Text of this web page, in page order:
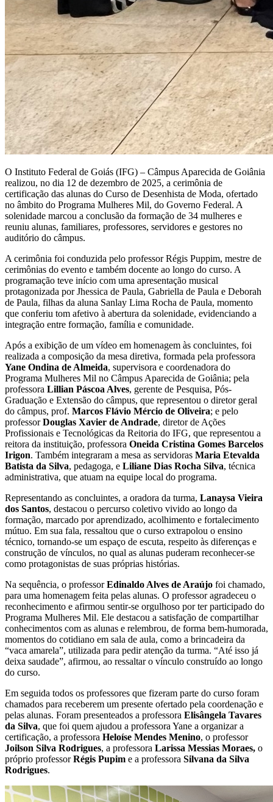
O Instituto Federal de Goiás (IFG) – Câmpus Aparecida de Goiânia
realizou, no dia 12 de dezembro de 2025, a cerimônia de
certificação das alunas do Curso de Desenhista de Moda, ofertado
no âmbito do Programa Mulheres Mil, do Governo Federal. A
solenidade marcou a conclusão da formação de 34 mulheres e
reuniu alunas, familiares, professores, servidores e gestores no
auditório do câmpus.
A cerimônia foi conduzida pelo professor Régis Puppim, mestre de
cerimônias do evento e também docente ao longo do curso. A
programação teve início com uma apresentação musical
protagonizada por Jhessica de Paula, Gabriella de Paula e Deborah
de Paula, filhas da aluna Sanlay Lima Rocha de Paula, momento
que conferiu tom afetivo à abertura da solenidade, evidenciando a
integração entre formação, família e comunidade.
Após a exibição de um vídeo em homenagem às concluintes, foi
realizada a composição da mesa diretiva, formada pela professora
Yane Ondina de Almeida, supervisora e coordenadora do
Programa Mulheres Mil no Câmpus Aparecida de Goiânia; pela
professora Lillian Páscoa Alves, gerente de Pesquisa, Pós-
Graduação e Extensão do câmpus, que representou o diretor geral
do câmpus, prof. Marcos Flávio Mércio de Oliveira; e pelo
professorDouglas Xavier de Andrade, diretor de Ações
Profissionais e Tecnológicas da Reitoria do IFG, que representou a
reitora da instituição, professora Oneida Cristina Gomes Barcelos
Irigon. Também integraram a mesa as servidoras Maria Etevalda
Batista da Silva, pedagoga, e Liliane Dias Rocha Silva, técnica
administrativa, que atuam na equipe local do programa.
Representando as concluintes, a oradora da turma, Lanaysa Vieira
dos Santos, destacou o percurso coletivo vivido ao longo da
formação, marcado por aprendizado, acolhimento e fortalecimento
mútuo. Em sua fala, ressaltou que o curso extrapolou o ensino
técnico, tornando-se um espaço de escuta, respeito às diferenças e
construção de vínculos, no qual as alunas puderam reconhecer-se
como protagonistas de suas próprias histórias.
Na sequência, o professorEdinaldo Alves de Araújo foi chamado,
para uma homenagem feita pelas alunas. O professor agradeceu o
reconhecimento e afirmou sentir-se orgulhoso por ter participado do
Programa Mulheres Mil. Ele destacou a satisfação de compartilhar
conhecimentos com as alunas e relembrou, de forma bem-humorada,
momentos do cotidiano em sala de aula, como a brincadeira da
“vaca amarela”, utilizada para pedir atenção da turma. “Até isso já
deixa saudade”, afirmou, ao ressaltar o vínculo construído ao longo
do curso.
Em seguida todos os professores que fizeram parte do curso foram
chamados para receberem um presente ofertado pela coordenação e
pelas alunas. Foram presenteados a professora Elisângela Tavares
da Silva, que foi quem ajudou a professora Yane a organizar a
certificação, a professora Heloíse Mendes Menino, o professor
Joilson Silva Rodrigues, a professora Larissa Messias Moraes, o
próprio professorRégis Pupim e a professora Silvana da Silva
Rodrigues.